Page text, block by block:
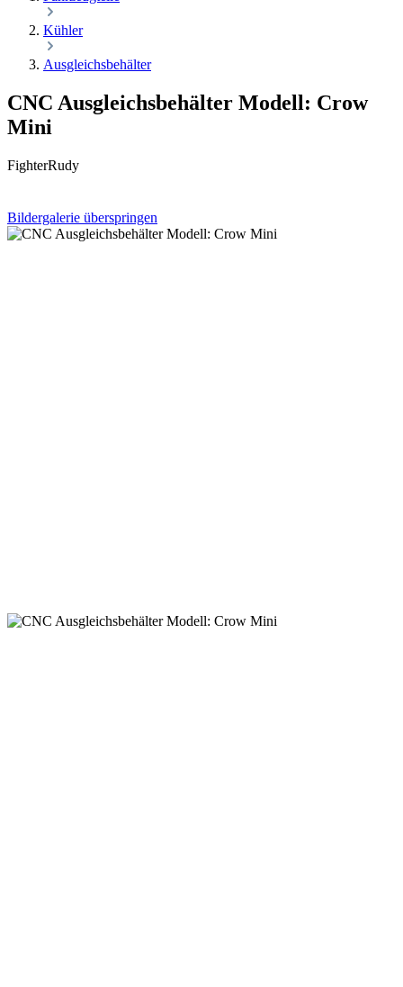
Kühler
Ausgleichsbehälter
CNC Ausgleichsbehälter Modell: Crow
Mini
FighterRudy
Bildergalerie überspringen